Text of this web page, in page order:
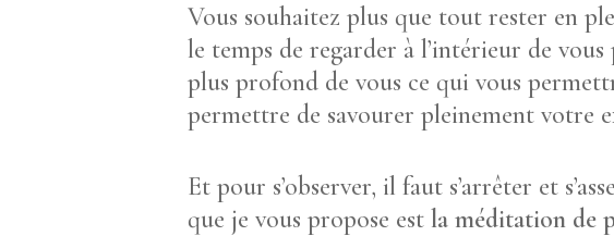
Vous souhaitez plus que tout rester en
le temps de regarder à l’intérieur de
plus profond de vous ce qui vous
permettre de savourer pleinement votre
Et pour s’observer, il faut s’arrêter et
que je vous propose est la méditation de